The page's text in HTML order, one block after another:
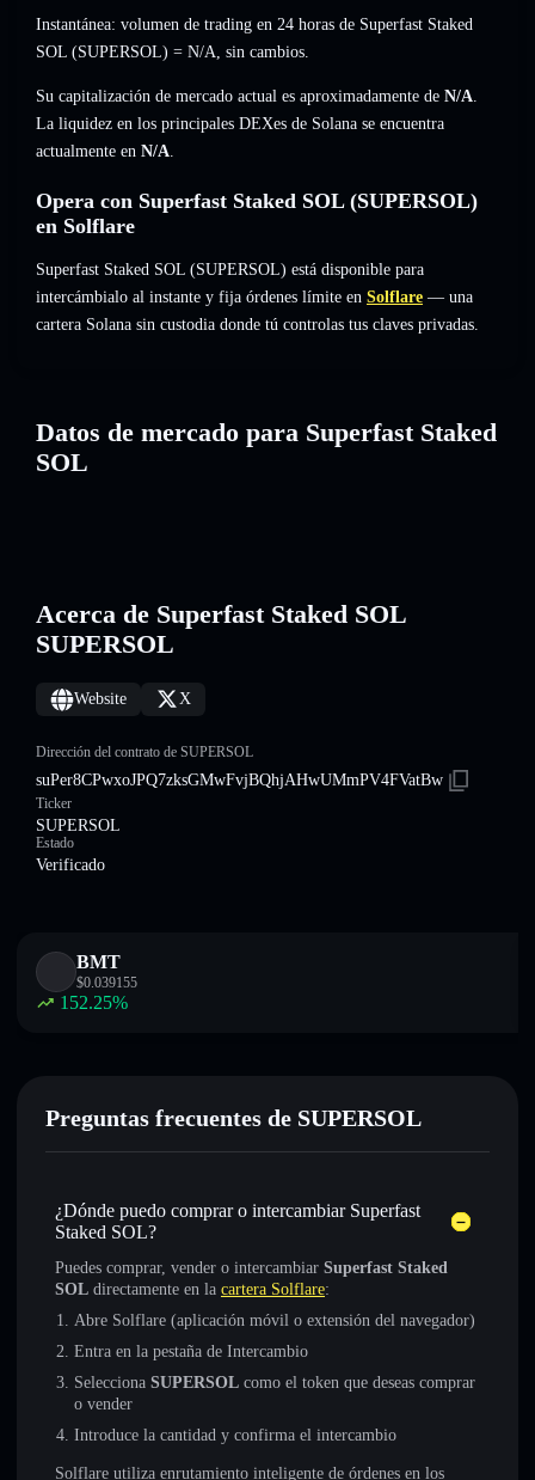
Instantánea: volumen de trading en 24 horas de Superfast Staked
SOL (SUPERSOL) = N/A, sin cambios.
Su capitalización de mercado actual es aproximadamente de N/A.
La liquidez en los principales DEXes de Solana se encuentra
actualmente en N/A.
Opera con Superfast Staked SOL (SUPERSOL)
en Solflare
Superfast Staked SOL (SUPERSOL) está disponible para
intercámbialo al instante y fija órdenes límite en Solflare — una
cartera Solana sin custodia donde tú controlas tus claves privadas.
Datos de mercado para Superfast Staked
SOL
Acerca de Superfast Staked SOL
SUPERSOL
Website X
Dirección del contrato de SUPERSOL
suPer8CPwxoJPQ7zksGMwFvjBQhjAHwUMmPV4FVatBw
Ticker
SUPERSOL
Estado
Verificado
BMT
$0.039155
152.25%
Preguntas frecuentes de SUPERSOL
¿Dónde puedo comprar o intercambiar Superfast
Staked SOL?
Puedes comprar, vender o intercambiar Superfast Staked
SOL directamente en la cartera Solflare:
Abre Solflare (aplicación móvil o extensión del navegador)
Entra en la pestaña de Intercambio
Selecciona SUPERSOL como el token que deseas comprar
o vender
Introduce la cantidad y confirma el intercambio
Solflare utiliza enrutamiento inteligente de órdenes en los